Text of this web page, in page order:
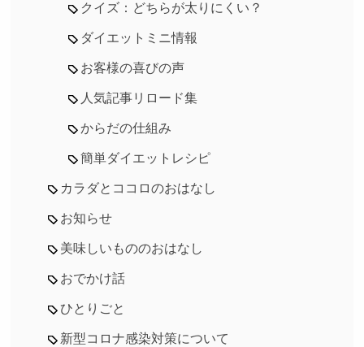
クイズ：どちらが太りにくい？
ダイエットミニ情報
お客様の喜びの声
人気記事リロード集
からだの仕組み
簡単ダイエットレシピ
カラダとココロのおはなし
お知らせ
美味しいもののおはなし
おでかけ話
ひとりごと
新型コロナ感染対策について